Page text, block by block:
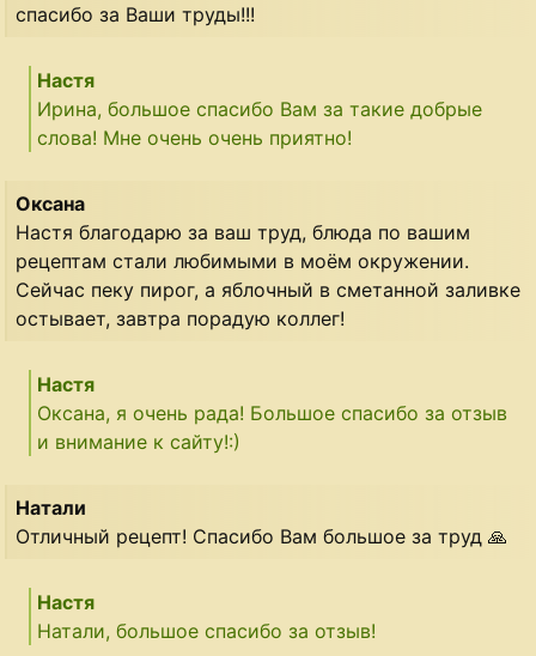
спасибо за Ваши труды!!!
Настя
Ирина, большое спасибо Вам за такие добрые
слова! Мне очень очень приятно!
Оксана
Настя благодарю за ваш труд, блюда по вашим
рецептам стали любимыми в моём окружении.
Сейчас пеку пирог, а яблочный в сметанной заливке
остывает, завтра порадую коллег!
Настя
Оксана, я очень рада! Большое спасибо за отзыв
и внимание к сайту!:)
Натали
Отличный рецепт! Спасибо Вам большое за труд 🙏
Настя
Натали, большое спасибо за отзыв!